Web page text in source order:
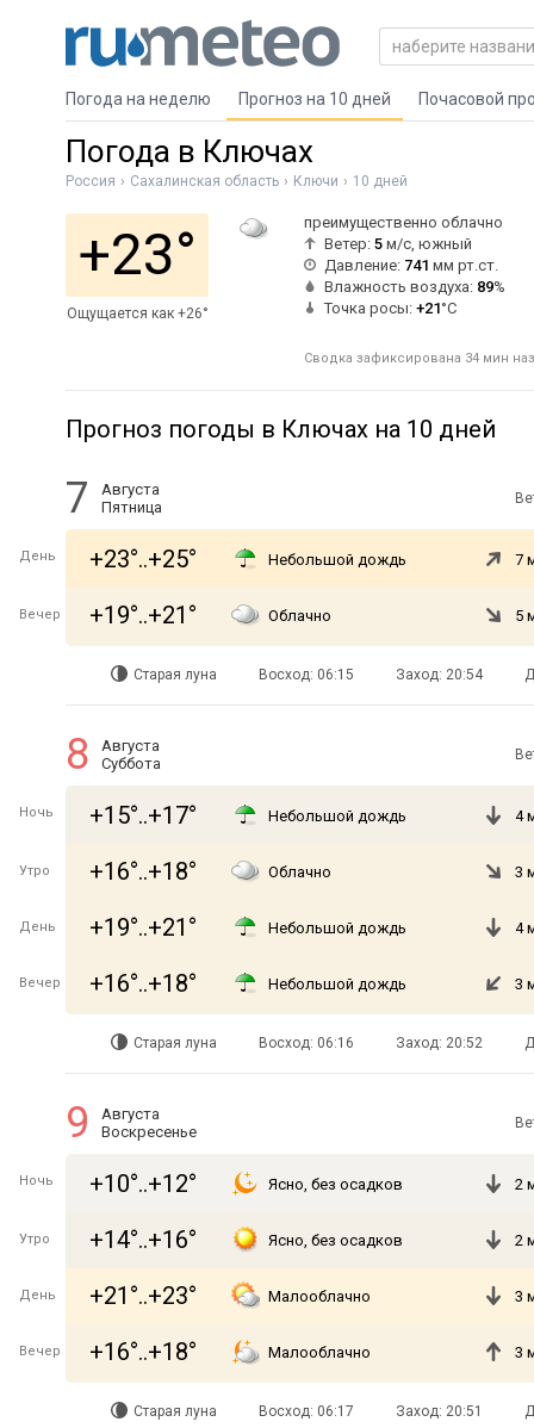
Погода на неделю Прогноз на 10 дней Почасовой
Погода в Ключах
Россия Сахалинская область Ключи 10 дней
+23°
Ощущается как +26°
преимущественно облачно
Ветер: 5 м/с, южный
Давление: 741 мм рт.ст.
Влажность воздуха: 89%
Точка росы: +21°C
Сводка зафиксирована 34 мин
Прогноз погоды в Ключах на 10 дней
7
Августа
Пятница
День +23°..+25° Небольшой дождь 7
Вечер +19°..+21° Облачно 5
Старая луна Восход: 06:15 Заход: 20:54
8
Августа
Суббота
Ночь +15°..+17° Небольшой дождь 4
Утро +16°..+18° Облачно 3
День +19°..+21° Небольшой дождь 4
Вечер +16°..+18° Небольшой дождь 3
Старая луна Восход: 06:16 Заход: 20:52
9
Августа
Воскресенье
Ночь +10°..+12° Ясно, без осадков 2
Утро +14°..+16° Ясно, без осадков 2
День +21°..+23° Малооблачно 3
Вечер +16°..+18° Малооблачно 3
Старая луна Восход: 06:17 Заход: 20:51